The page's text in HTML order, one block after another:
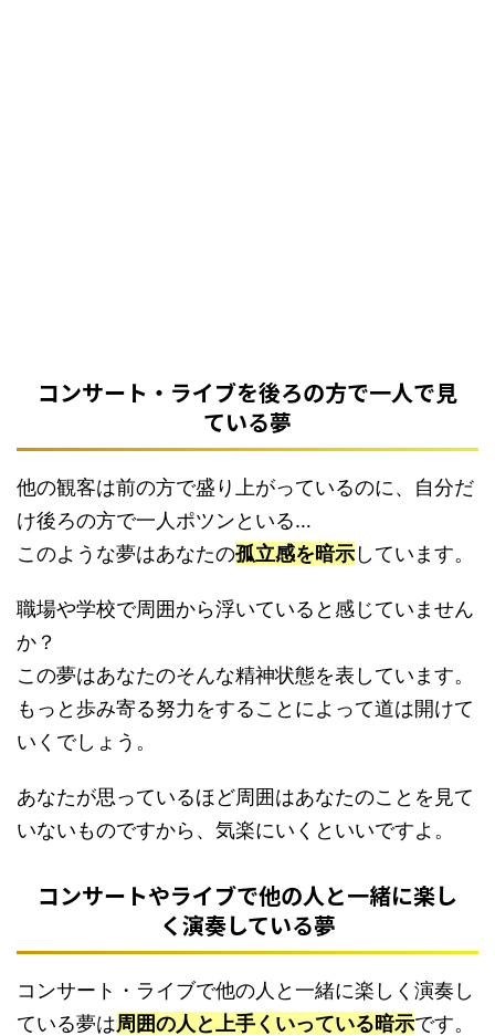
コンサート・ライブを後ろの方で一人で見
ている夢
他の観客は前の方で盛り上がっているのに、自分だ
け後ろの方で一人ポツンといる…
このような夢はあなたの孤立感を暗示しています。
職場や学校で周囲から浮いていると感じていません
か？
この夢はあなたのそんな精神状態を表しています。
もっと歩み寄る努力をすることによって道は開けて
いくでしょう。
あなたが思っているほど周囲はあなたのことを見て
いないものですから、気楽にいくといいですよ。
コンサートやライブで他の人と一緒に楽し
く演奏している夢
コンサート・ライブで他の人と一緒に楽しく演奏し
ている夢は周囲の人と上手くいっている暗示です。